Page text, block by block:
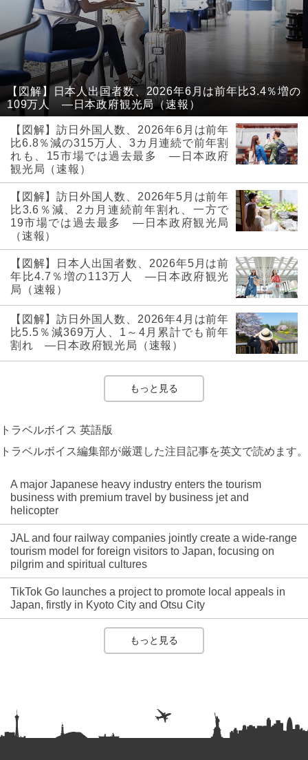
【図解】日本人出国者数、2026年6月は前年比3.4％増の
109万人 ―日本政府観光局（速報）
【図解】訪日外国人数、2026年6月は前年
比6.8％減の315万人、3カ月連続で前年割
れも、15市場では過去最多 ―日本政府
観光局（速報）
【図解】訪日外国人数、2026年5月は前年
比3.6％減、2カ月連続前年割れ、一方で
19市場では過去最多 ―日本政府観光局
（速報）
【図解】日本人出国者数、2026年5月は前
年比4.7％増の113万人 ―日本政府観光
局（速報）
【図解】訪日外国人数、2026年4月は前年
比5.5％減369万人、1～4月累計でも前年
割れ ―日本政府観光局（速報）
もっと見る
トラベルボイス 英語版
トラベルボイス編集部が厳選した注目記事を英文で読めます。
A major Japanese heavy industry enters the tourism
business with premium travel by business jet and
helicopter
JAL and four railway companies jointly create a wide-range
tourism model for foreign visitors to Japan, focusing on
pilgrim and spiritual cultures
TikTok Go launches a project to promote local appeals in
Japan, firstly in Kyoto City and Otsu City
もっと見る